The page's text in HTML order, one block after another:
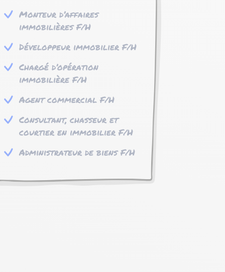
Monteur d’affaires
immobilières F/H
Développeur immobilier F/H
Chargé d’opération
immobilière F/H
Agent commercial F/H
Consultant, chasseur et
courtier en immobilier F/H
Administrateur de biens F/H